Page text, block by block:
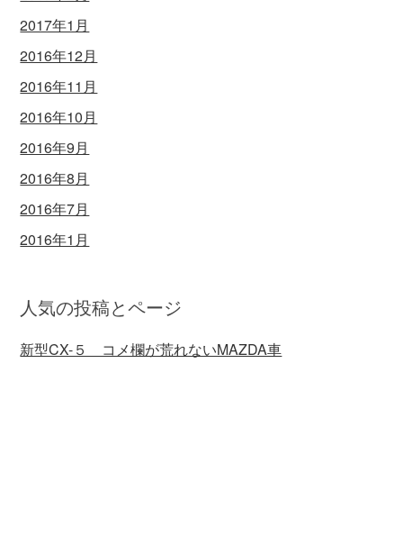
2017年1月
2016年12月
2016年11月
2016年10月
2016年9月
2016年8月
2016年7月
2016年1月
人気の投稿とページ
新型CX-５ コメ欄が荒れないMAZDA車